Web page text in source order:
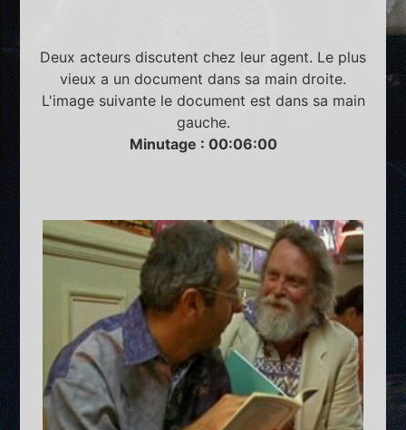
Deux acteurs discutent chez leur agent. Le plus
vieux a un document dans sa main droite.
L'image suivante le document est dans sa main
gauche.
Minutage : 00:06:00